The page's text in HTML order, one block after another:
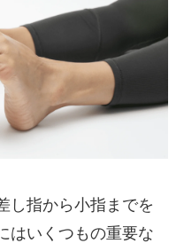
し指から小指までを
はいくつもの重要な